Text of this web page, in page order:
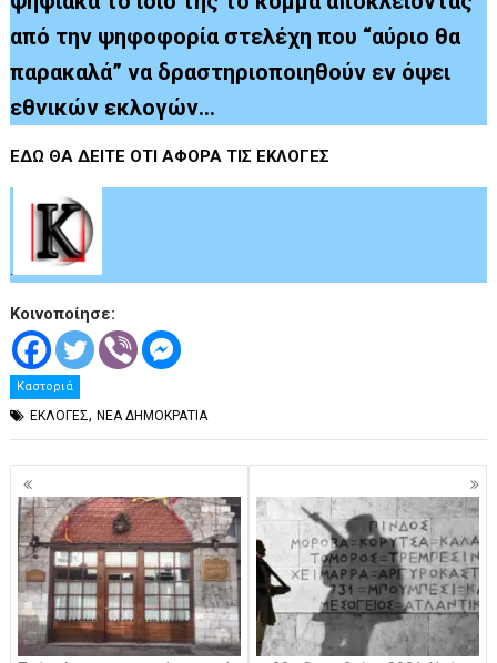
από την ψηφοφορία στελέχη που “αύριο θα
παρακαλά” να δραστηριοποιηθούν εν όψει
εθνικών εκλογών…
ΕΔΩ ΘΑ ΔΕΙΤΕ ΟΤΙ ΑΦΟΡΑ ΤΙΣ ΕΚΛΟΓΕΣ
Κοινοποίησε:
Καστοριά
ΕΚΛΟΓΕΣ,ΝΕΑ ΔΗΜΟΚΡΑΤΙΑ
Πλοήγηση
άρθρων